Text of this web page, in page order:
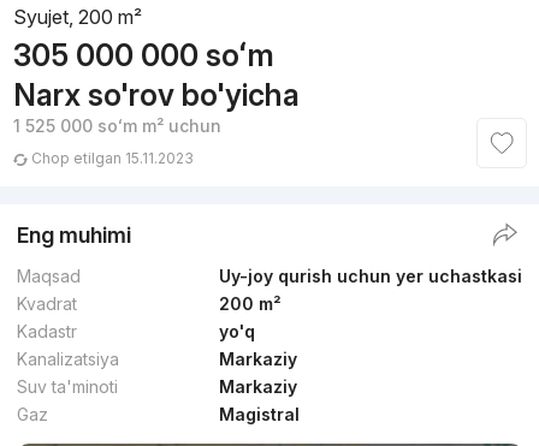
Syujet, 200 m²
305 000 000 soʻm
Narx so'rov bo'yicha
1 525 000 soʻmm² uchun
Chop etilgan 15.11.2023
Eng muhimi
Maqsad
Uy-joy qurish uchun yer uchastkasi
Kvadrat
200 m²
Kadastr
yo'q
Kanalizatsiya
Markaziy
Suv ta'minoti
Markaziy
Gaz
Magistral